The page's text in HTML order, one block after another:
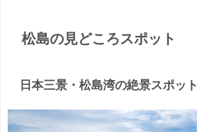
松島の見どころスポット
日本三景・松島湾の絶景スポット